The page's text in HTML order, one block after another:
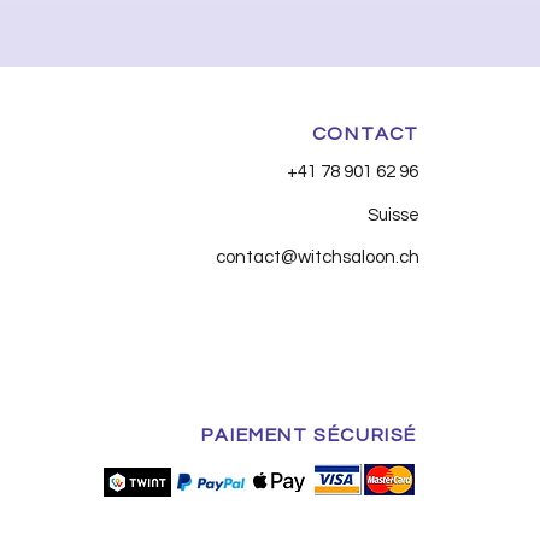
CONTACT
+41 78 901 62 96
Suisse
contact@witchsaloon.ch
PAIEMENT SÉCURISÉ